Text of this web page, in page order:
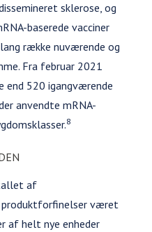
sklerose, og
baserede vacciner
række nuværende og
Fra februar 2021
end 520 igangværende
anvendte mRNA-
8
af
produktforfinelser været
af helt nye enheder